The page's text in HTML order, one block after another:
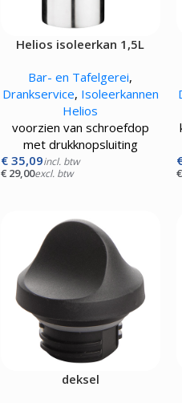
VLEESMACHINES
Hamburgerpersen
Gehaktmolens -
Vleesmengers
Vleesvermalser
Helios isoleerkan 1,5L
Bar- en Tafelgerei,
Drankservice, Isoleerkannen
Helios
voorzien van schroefdop
met drukknopsluiting
€35,09incl. btw
€29,00excl. btw €
deksel